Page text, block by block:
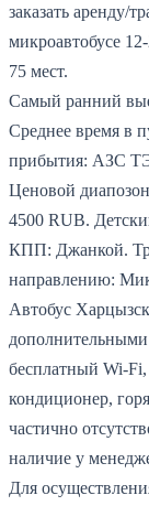
заказать аренду/
микроавтобусе
75 мест.
Самый ранний
Среднее время в
прибытия: АЗС
Ценовой
4500 RUB.
КПП: Джанкой.
направлению:
Автобус
бесплатный Wi-
кондиционер,
частично
наличие у
Для